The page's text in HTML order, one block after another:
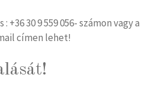
+36 30 9 559 056- számon vagy a
címen lehet!